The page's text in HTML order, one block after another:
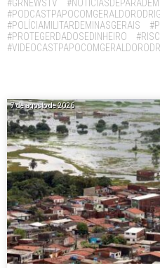
#GRNEWSTV
#POLÍCIAMILITARDEMINASGERAIS
#PROTEGERDADOSEDINHEIRO
7 de agosto de 2026